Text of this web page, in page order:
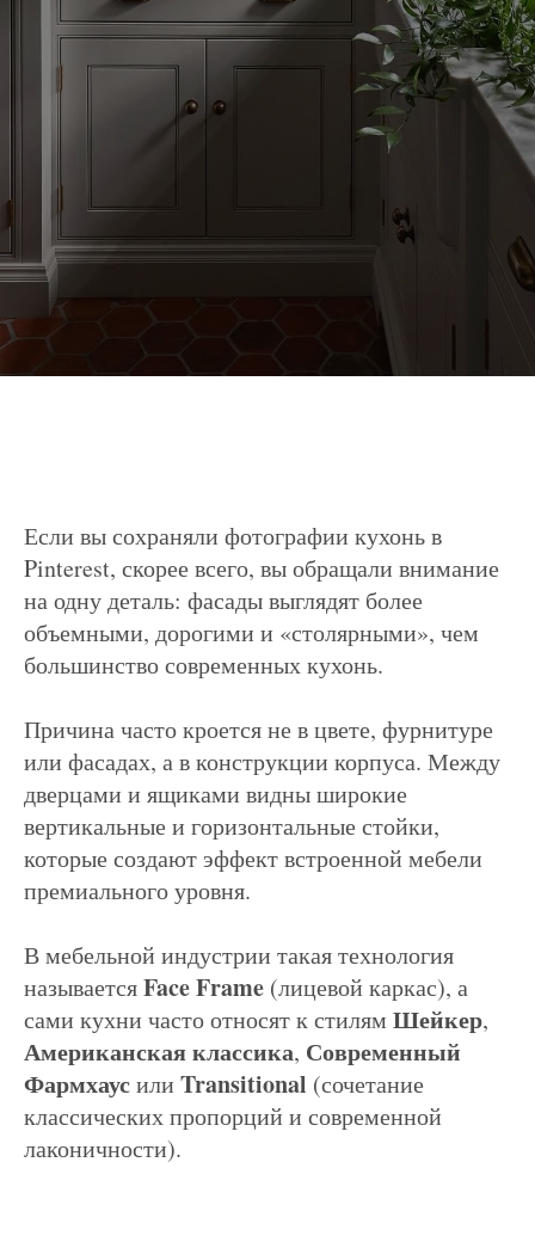
Если вы сохраняли фотографии кухонь в
Pinterest, скорее всего, вы обращали внимание
на одну деталь: фасады выглядят более
объемными, дорогими и «столярными», чем
большинство современных кухонь.
Причина часто кроется не в цвете, фурнитуре
или фасадах, а в конструкции корпуса. Между
дверцами и ящиками видны широкие
вертикальные и горизонтальные стойки,
которые создают эффект встроенной мебели
премиального уровня.
В мебельной индустрии такая технология
называетсяFace Frame (лицевой каркас), а
сами кухни часто относят к стилям Шейкер,
Американская классика, Современный
Фармхаусили Transitional (сочетание
классических пропорций и современной
лаконичности).